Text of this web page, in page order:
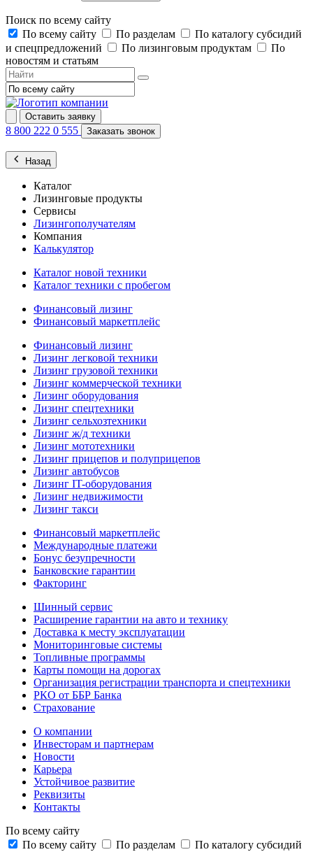
Поиск по всему сайту
По всему сайту
По разделам
По каталогу субсидий
и спецпредложений
По лизинговым продуктам
По
новостям и статьям
Оставить заявку
8 800 222 0 555 Заказать звонок
Назад
Каталог
Лизинговые продукты
Сервисы
Лизингополучателям
Компания
Калькулятор
Каталог новой техники
Каталог техники с пробегом
Финансовый лизинг
Финансовый маркетплейс
Финансовый лизинг
Лизинг легковой техники
Лизинг грузовой техники
Лизинг коммерческой техники
Лизинг оборудования
Лизинг спецтехники
Лизинг сельхозтехники
Лизинг ж/д техники
Лизинг мототехники
Лизинг прицепов и полуприцепов
Лизинг автобусов
Лизинг IT-оборудования
Лизинг недвижимости
Лизинг такси
Финансовый маркетплейс
Международные платежи
Бонус безупречности
Банковские гарантии
Факторинг
Шинный сервис
Расширение гарантии на авто и технику
Доставка к месту эксплуатации
Мониторинговые системы
Топливные программы
Карты помощи на дорогах
Организация регистрации транспорта и спецтехники
РКО от ББР Банка
Страхование
О компании
Инвесторам и партнерам
Новости
Карьера
Устойчивое развитие
Реквизиты
Контакты
По всему сайту
По всему сайту
По разделам
По каталогу субсидий